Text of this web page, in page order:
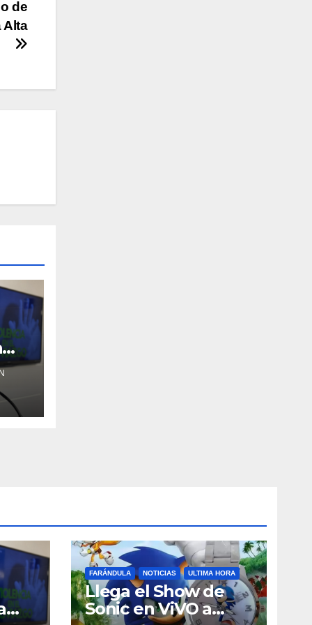
de
Alta
FARÁNDULA NOTICIAS ULTIMA HORA
Llega el Show de
Sonic en ViVO a